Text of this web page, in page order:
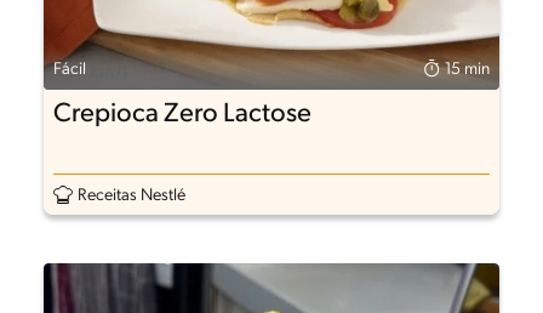
Fácil 15 min
Crepioca Zero Lactose
Receitas Nestlé